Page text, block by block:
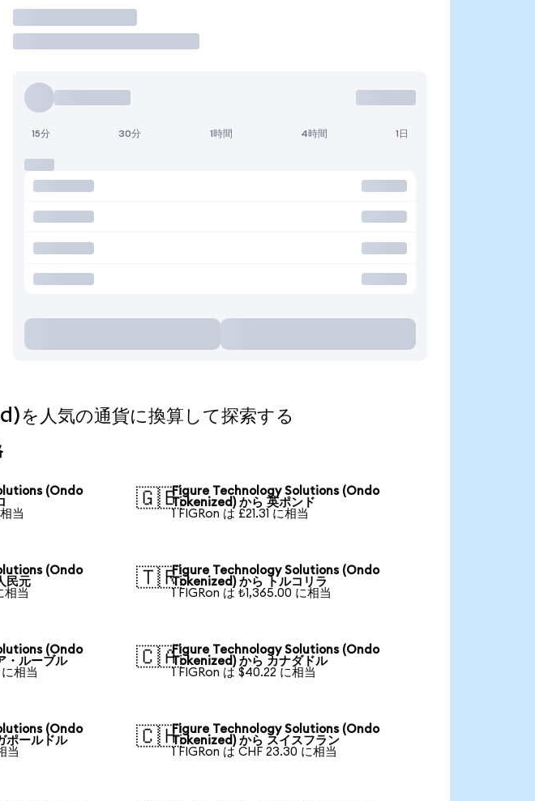
取引
15分 30分 1時間 4時間 1日
気の通貨に換算して探索する
(Ondo
当
🇬🇧Figure Technology Solutions (Ondo
Tokenized) から 英ポンド
1 FIGRon は £21.31 に相当
(Ondo
民元
相当
🇹🇷Figure Technology Solutions (Ondo
Tokenized) から トルコリラ
1 FIGRon は ₺1,365.00 に相当
(Ondo
・ルーブル
相当
🇨🇦Figure Technology Solutions (Ondo
Tokenized) から カナダドル
1 FIGRon は $40.22 に相当
(Ondo
ポールドル
当
🇨🇭Figure Technology Solutions (Ondo
Tokenized) から スイスフラン
1 FIGRon は CHF 23.30 に相当